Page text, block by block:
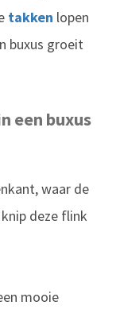
takken lopen
buxus groeit
een buxus
waar de
deze flink
mooie